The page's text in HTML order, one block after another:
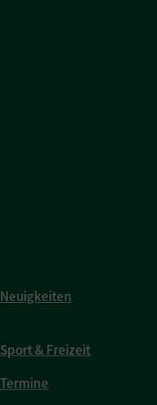
Neuigkeiten
Sport & Freizeit
Termine